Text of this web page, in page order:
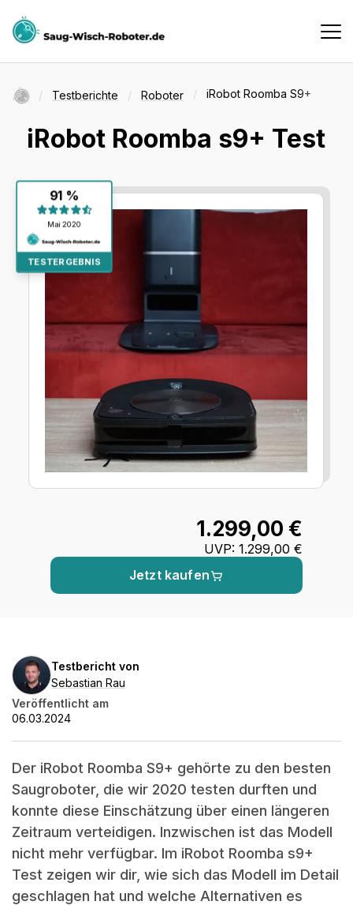
Haushaltsroboter
Testberichte
Vergleiche
Suche
StartseiteTestberichte Roboter iRobot Roomba S9+
iRobot Roomba s9+ Test
91 %
Mai 2020
Testergebnis:
91 %
TESTERGEBNIS
1.299,00 €
UVP: 1.299,00 €
Jetzt kaufen
Sebastian
Rau
Testbericht von
Sebastian Rau
Veröffentlicht am
06.03.2024
Der iRobot Roomba S9+ gehörte zu den besten
Saugroboter, die wir 2020 testen durften und
konnte diese Einschätzung über einen längeren
Zeitraum verteidigen. Inzwischen ist das Modell
nicht mehr verfügbar. Im iRobot Roomba s9+
Test zeigen wir dir, wie sich das Modell im Detail
geschlagen hat und welche Alternativen es